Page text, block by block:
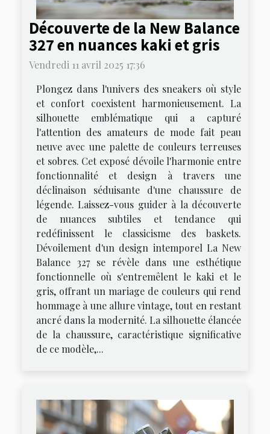
Découverte de la New Balance
327 en nuances kaki et gris
Vendredi 11 avril 2025 17:36
Plongez dans l'univers des sneakers où style
et confort coexistent harmonieusement. La
silhouette emblématique qui a capturé
l'attention des amateurs de mode fait peau
neuve avec une palette de couleurs terreuses
et sobres. Cet exposé dévoile l'harmonie entre
fonctionnalité et design à travers une
déclinaison séduisante d'une chaussure de
légende. Laissez-vous guider à la découverte
de nuances subtiles et tendance qui
redéfinissent le classicisme des baskets.
Dévoilement d'un design intemporel La New
Balance 327 se révèle dans une esthétique
fonctionnelle où s'entremêlent le kaki et le
gris, offrant un mariage de couleurs qui rend
hommage à une allure vintage, tout en restant
ancré dans la modernité. La silhouette élancée
de la chaussure, caractéristique significative
de ce modèle,...